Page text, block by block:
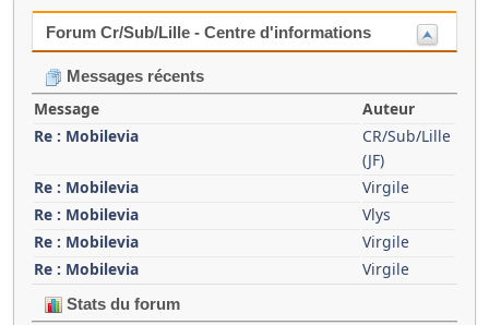
Forum Cr/Sub/Lille - Centre d'informations
Messages récents
Message
Auteur
Re : Mobilevia
CR/Sub/Lille
(JF)
Re : Mobilevia
Virgile
Re : Mobilevia
Vlys
Re : Mobilevia
Virgile
Re : Mobilevia
Virgile
Stats du forum